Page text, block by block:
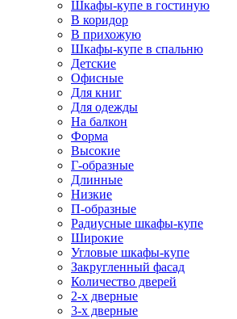
Шкафы-купе в гостиную
В коридор
В прихожую
Шкафы-купе в спальню
Детские
Офисные
Для книг
Для одежды
На балкон
Форма
Высокие
Г-образные
Длинные
Низкие
П-образные
Радиусные шкафы-купе
Широкие
Угловые шкафы-купе
Закругленный фасад
Количество дверей
2-х дверные
3-х дверные